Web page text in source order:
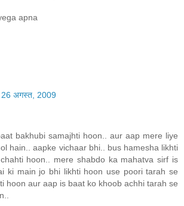
apna
26 अगस्त, 2009
bakhubi samajhti hoon.. aur aap mere liye
hain.. aapke vichaar bhi.. bus hamesha likhti
hoon.. mere shabdo ka mahatva sirf is
ki main jo bhi likhti hoon use poori tarah se
hoon aur aap is baat ko khoob achhi tarah se